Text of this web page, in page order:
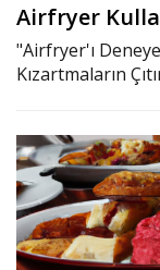
Airfryer
"Airfryer'ı
Kızartmaların